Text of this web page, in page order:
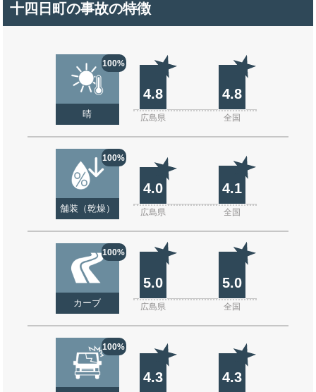
十四日町の事故の特徴
100%
晴
4.8 4.8
広島県 全国
100%
舗装（乾燥）
4.0 4.1
広島県 全国
100%
カーブ
5.0 5.0
広島県 全国
100%
4.3 4.3